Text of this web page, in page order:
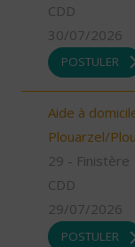
CDD
30/07/2026
POSTULER
Aide à
Plouarzel/
29 - Finistère
CDD
29/07/2026
POSTULER